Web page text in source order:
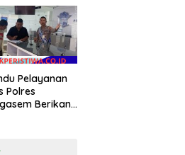
bersama
98 Minta
Usut
Pelayanan
Polres
Berikan